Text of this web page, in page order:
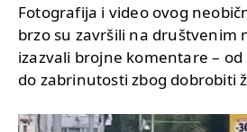
Fotografija i video ovog
brzo su završili na društvenim
izazvali brojne komentare – od
do zabrinutosti zbog dobrobiti